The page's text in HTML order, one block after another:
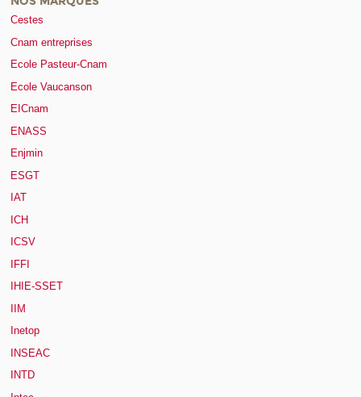
Cestes
Cnam entreprises
Ecole Pasteur-Cnam
Ecole Vaucanson
EICnam
ENASS
Enjmin
ESGT
IAT
ICH
ICSV
IFFI
IHIE-SSET
IIM
Inetop
INSEAC
INTD